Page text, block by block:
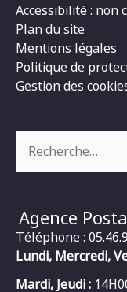
Accessibilité : non
Plan du site
Mentions légales
Politique de
Gestion des
Agence
Téléphone :
Lundi, Mercredi,
Mardi, Jeudi :